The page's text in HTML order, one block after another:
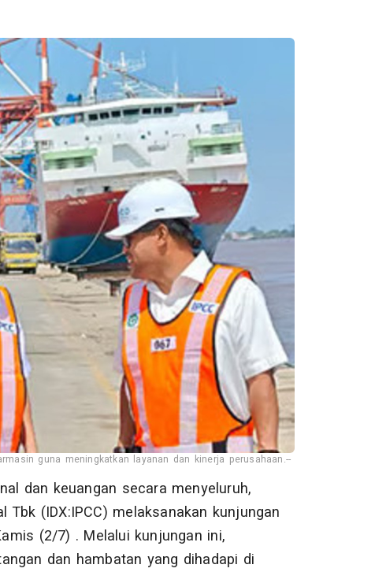
guna meningkatkan layanan dan kinerja perusahaan.--
dan keuangan secara menyeluruh,
(IDX:IPCC) melaksanakan kunjungan
(2/7) . Melalui kunjungan ini,
dan hambatan yang dihadapi di